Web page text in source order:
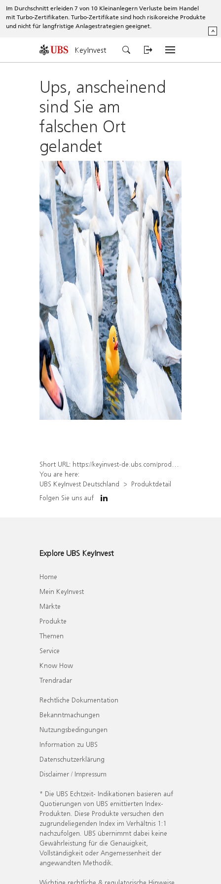
Im Durchschnitt erleiden 7 von 10 Kleinanlegern Verluste beim Handel
mit Turbo-Zertifikaten. Turbo-Zertifikate sind hoch risikoreiche Produkte
und nicht für langfristige Anlagestrategien geeignet.
^
KeyInvest
Ups, anscheinend
sind Sie am
falschen Ort
gelandet
Short URL: https://keyinvest-de.ubs.com/produkt/detail/index/isin/DE000WA6NZB6
You are here:
UBS KeyInvest Deutschland
Produktdetail
Folgen Sie uns auf
Explore UBS KeyInvest
Home
Mein KeyInvest
Märkte
Produkte
Themen
Service
Know How
Trendradar
Rechtliche Dokumentation
Bekanntmachungen
Nutzungsbedingungen
Information zu UBS
Datenschutzerklärung
Disclaimer / Impressum
* Die UBS Echtzeit- Indikationen basieren auf
Quotierungen von UBS emittierten Index-
Produkten. Diese Produkte versuchen den
zugrundeliegenden Index im Verhältnis 1:1
nachzufolgen. UBS übernimmt dabei keine
Gewährleistung für die Genauigkeit,
Vollständigkeit oder Angemessenheit der
angewandten Methodik.